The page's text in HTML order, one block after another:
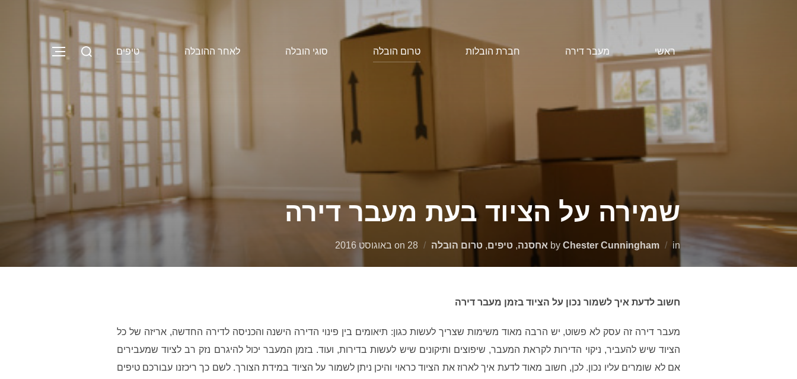
ראשי מעבר דירה חברת הובלות טרום הובלה סוגי הובלה לאחר ההובלה טיפים
Search
שמירה על הציוד בעת מעבר דירה
by Chester Cunningham in אחסנה, טיפים, טרום הובלה on
Posted 28 באוגוסט 2016
חשוב לדעת איך לשמור נכון על הציוד בזמן מעבר דירה
מעבר דירה זה עסק לא פשוט, יש הרבה מאוד משימות שצריך לעשות כגון: תיאומים בין פינוי הדירה הישנה והכניסה לדירה החדשה, אריזה של כל
הציוד שיש להעביר, ניקוי הדירות לקראת המעבר, שיפוצים ותיקונים שיש לעשות בדירות, ועוד. בזמן המעבר יכול להיגרם נזק רב לציוד שמעבירים
אם לא שומרים עליו נכון. לכן, חשוב מאוד לדעת איך לארוז את הציוד כראוי והיכן ניתן לשמור על הציוד במידת הצורך. לשם כך ריכזנו עבורכם טיפים